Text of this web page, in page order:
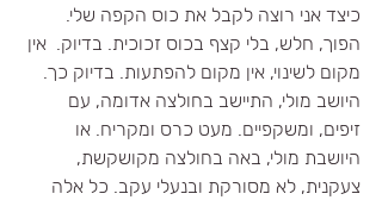
כיצד אני רוצה לקבל את כוס הקפה שלי.
הפוך, חלש, בלי קצף בכוס זכוכית. בדיוק.  אין
מקום לשינוי, אין מקום להפתעות. בדיוק כך.
היושב מולי, התיישב בחולצה אדומה, עם
זיפים, ומשקפיים. מעט כרס ומקריח. או
היושבת מולי, באה בחולצה מקושקשת,
צעקנית, לא מסורקת ובנעלי עקב. כל אלה